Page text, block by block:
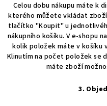
Celou dobu nákupu máte k
kterého můžete vkládat
tlačítko "Koupit" u
nákupního košíku. V e-shopu
kolik položek máte v košíku
Klinutím na počet položek se
máte zboží
3.